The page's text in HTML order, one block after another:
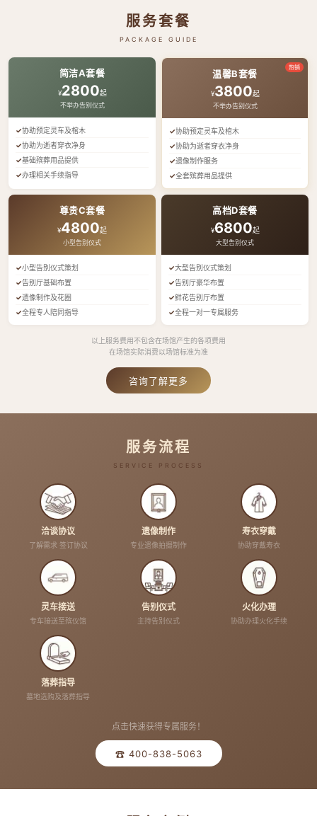
服务套餐
PACKAGE GUIDE
简洁A套餐
¥2800起
不举办告别仪式
协助预定灵车及棺木
协助为逝者穿衣净身
基础殡葬用品提供
办理相关手续指导
热销
温馨B套餐
¥3800起
不举办告别仪式
协助预定灵车及棺木
协助为逝者穿衣净身
遗像制作服务
全套殡葬用品提供
尊贵C套餐
¥4800起
小型告别仪式
小型告别仪式策划
告别厅基础布置
遗像制作及花圈
全程专人陪同指导
高档D套餐
¥6800起
大型告别仪式
大型告别仪式策划
告别厅豪华布置
鲜花告别厅布置
全程一对一专属服务
以上服务费用不包含在场馆产生的各项费用
在场馆实际消费以场馆标准为准
咨询了解更多
服务流程
SERVICE PROCESS
洽谈协议
了解需求 签订协议
遗像制作
专业遗像拍摄制作
寿衣穿戴
协助穿戴寿衣
灵车接送
专车接送至殡仪馆
告别仪式
主持告别仪式
火化办理
协助办理火化手续
落葬指导
墓地选购及落葬指导
点击快速获得专属服务！
☎ 400-838-5063